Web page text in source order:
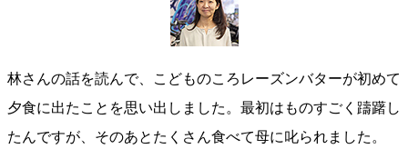
林さんの話を読んで、こどものころレーズンバターが初めて
夕食に出たことを思い出しました。最初はものすごく躊躇し
たんですが、そのあとたくさん食べて母に叱られました。